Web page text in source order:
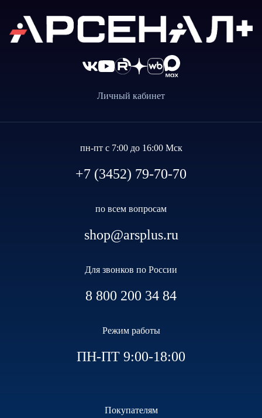
Личный кабинет
пн-пт с 7:00 до 16:00 Мск
+7 (3452) 79-70-70
по всем вопросам
shop@arsplus.ru
Для звонков по России
8 800 200 34 84
Режим работы
ПН-ПТ 9:00-18:00
Покупателям